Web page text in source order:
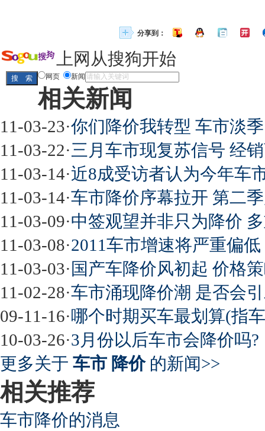
分享到：
上网从搜狗开始
网页 新闻
相关新闻
11-03-23·你们降价我转型 车市淡
11-03-22·三月车市现复苏信号 经
11-03-14·近8成受访者认为今年车
11-03-14·车市降价序幕拉开 第二
11-03-09·中签观望并非只为降价
11-03-08·2011车市增速将严重偏
11-03-03· 国产车降价风初起 价格
11-02-28·车市涌现降价潮 是否会
09-11-16·哪个时期买车最划算(指
10-03-26·3月份以后车市会降价吗?
更多关于 车市 降价的新闻>>
相关推荐
车市降价的消息